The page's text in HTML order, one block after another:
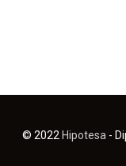
© 2022 Hipotesa -